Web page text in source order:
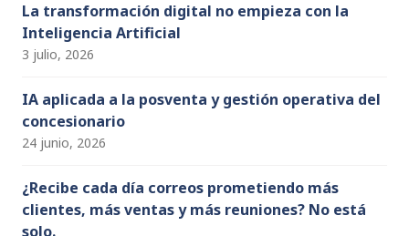
La transformación digital no empieza con la
Inteligencia Artificial
3 julio, 2026
IA aplicada a la posventa y gestión operativa del
concesionario
24 junio, 2026
¿Recibe cada día correos prometiendo más
clientes, más ventas y más reuniones? No está
solo.